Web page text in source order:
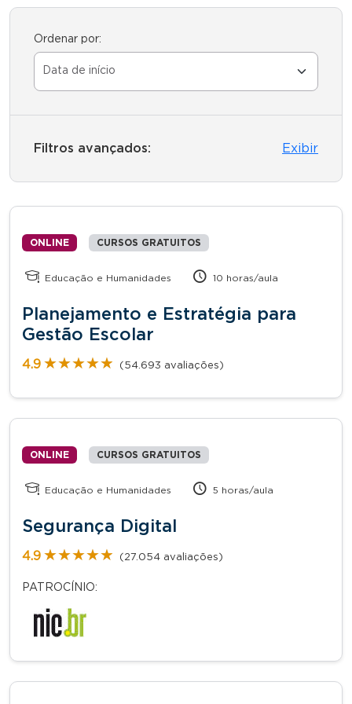
Ordenar por:
Filtros avançados: Exibir
ONLINE CURSOS GRATUITOS
Educação e Humanidades 10 horas/aula
Planejamento e Estratégia para
Gestão Escolar
4.9 ★★★★★
★★★★★ (54.693 avaliações)
ONLINE CURSOS GRATUITOS
Educação e Humanidades 5 horas/aula
Segurança Digital
4.9 ★★★★★
★★★★★ (27.054 avaliações)
PATROCÍNIO: